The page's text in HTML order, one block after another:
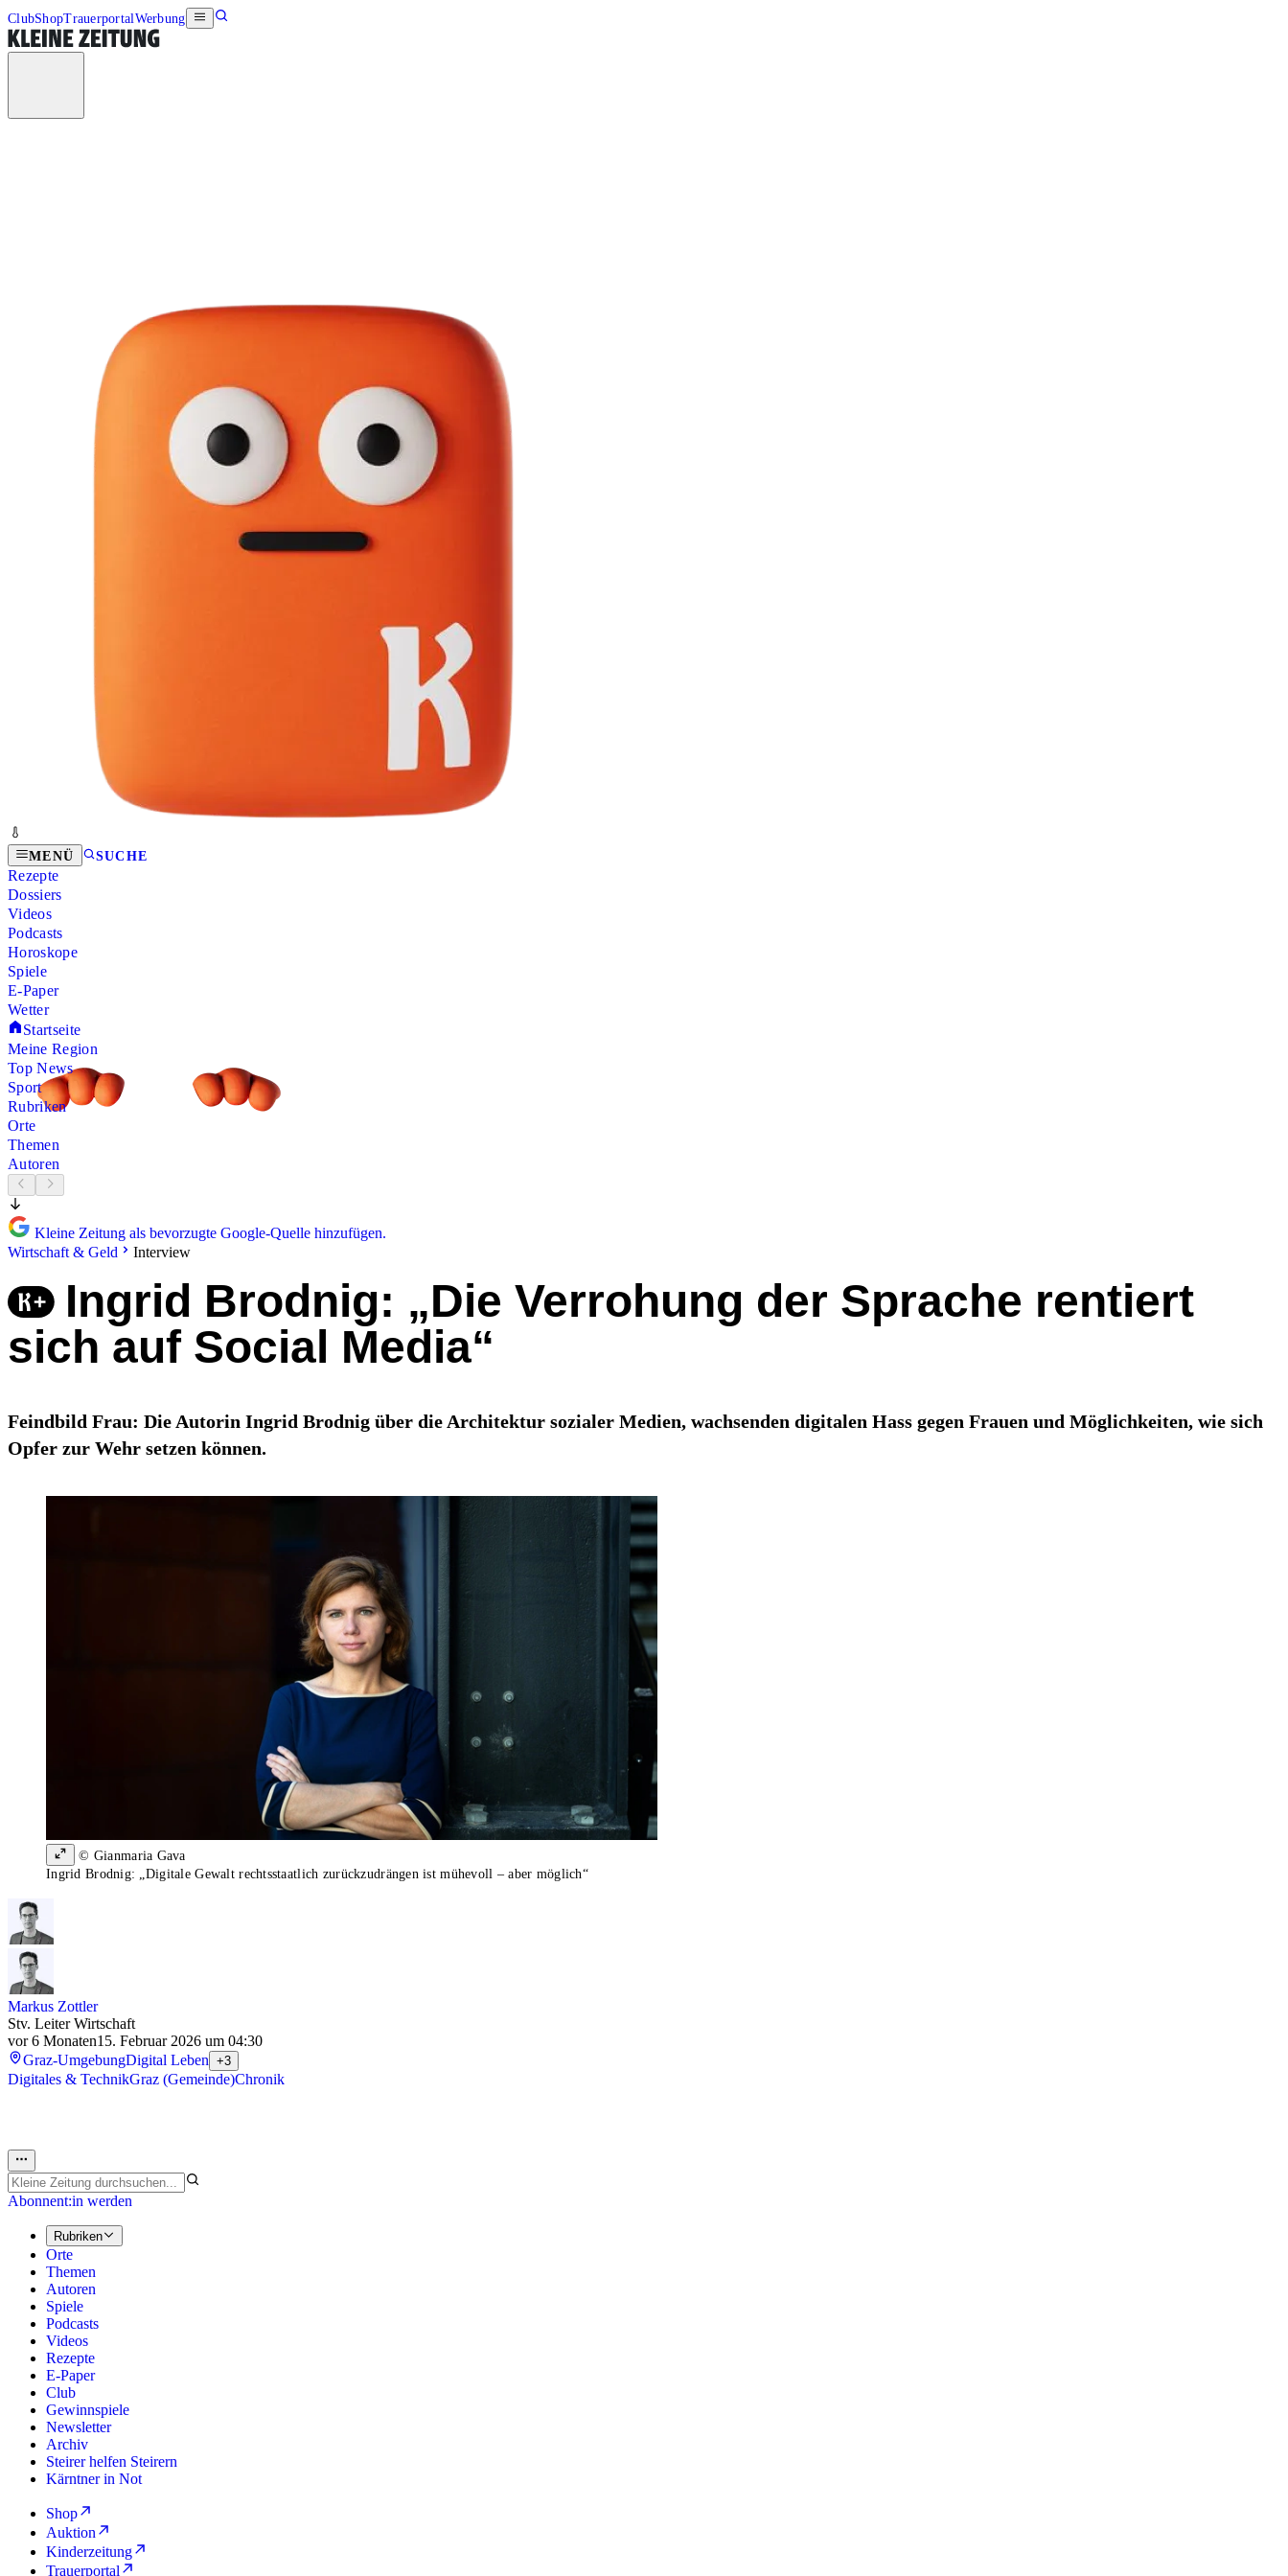
ClubShopTrauerportalWerbung
MENÜ SUCHE
Rezepte
Dossiers
Videos
Podcasts
Horoskope
Spiele
E-Paper
Wetter
Startseite
Meine Region
Top News
Sport
Rubriken
Orte
Themen
Autoren
Kleine Zeitung als bevorzugte Google-Quelle hinzufügen.
Wirtschaft & Geld
Interview
Ingrid Brodnig: „Die Verrohung der Sprache rentiert
sich auf Social Media“
Feindbild Frau: Die Autorin Ingrid Brodnig über die Architektur sozialer Medien, wachsenden digitalen Hass gegen Frauen und Möglichkeiten, wie sich
Opfer zur Wehr setzen können.
© Gianmaria Gava
Ingrid Brodnig: „Digitale Gewalt rechtsstaatlich zurückzudrängen ist mühevoll – aber möglich“
Markus Zottler
Stv. Leiter Wirtschaft
vor 6 Monaten15. Februar 2026 um 04:30
Graz-UmgebungDigital Leben +3
Digitales & TechnikGraz (Gemeinde)Chronik
Abonnent:in werden
Rubriken
Orte
Themen
Autoren
Spiele
Podcasts
Videos
Rezepte
E-Paper
Club
Gewinnspiele
Newsletter
Archiv
Steirer helfen Steirern
Kärntner in Not
Shop
Auktion
Kinderzeitung
Trauerportal